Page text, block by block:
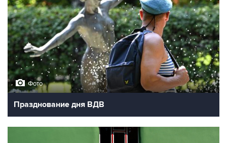
Фото
Празднование дня ВДВ